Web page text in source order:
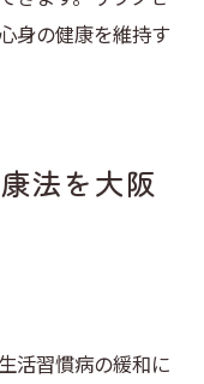
身の健康を維持す
法を大阪
活習慣病の緩和に